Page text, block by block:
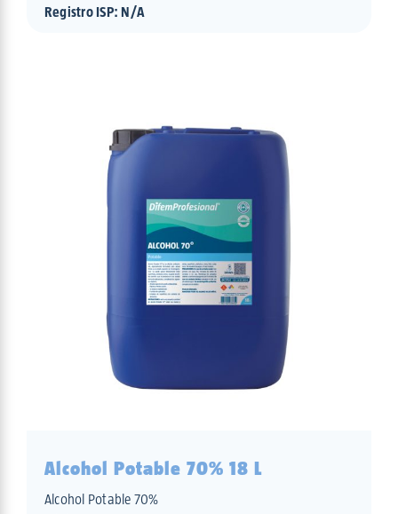
Registro ISP: N/A
Alcohol Potable 70% 18 L
Alcohol Potable 70%